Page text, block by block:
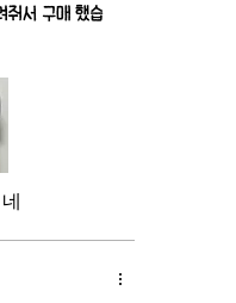
줘서 구매 했습
네